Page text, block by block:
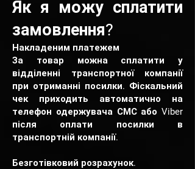
Як я можу сплатити
замовлення?
Накладеним платежем
За товар можна сплатити у
відділенні транспортної компанії
при отриманні посилки. Фіскальний
чек приходить автоматично на
телефон одержувача СМС або Viber
після оплати посилки в
транспортній компанії.
Безготівковий розрахунок.